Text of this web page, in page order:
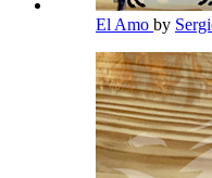
El Amo by